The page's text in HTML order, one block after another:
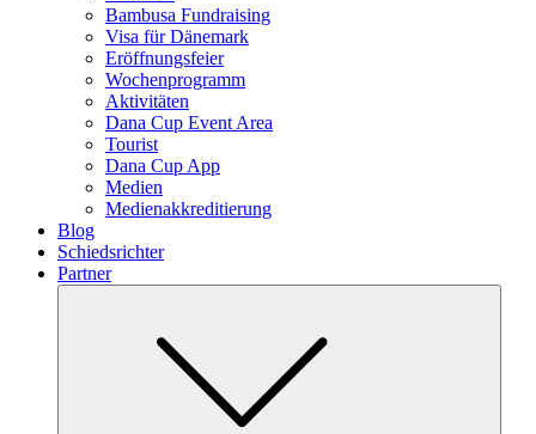
Bambusa Fundraising
Visa für Dänemark
Eröffnungsfeier
Wochenprogramm
Aktivitäten
Dana Cup Event Area
Tourist
Dana Cup App
Medien
Medienakkreditierung
Blog
Schiedsrichter
Partner